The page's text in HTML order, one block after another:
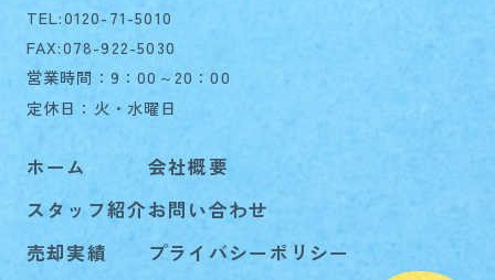
TEL:0120-71-5010
FAX:078-922-5030
営業時間：9：00～20：00
定休日：火・水曜日
ホーム
スタッフ紹介
売却実績
会社概要
お問い合わせ
プライバシーポリシー